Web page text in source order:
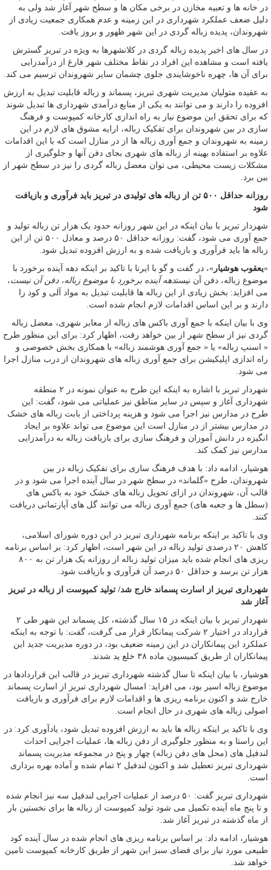
در خانه ها و تعبیه مخازن در برخی مکان ها و سطح شهر آغاز شد ولی به
دلیل ضعف عملکرد شهرداری در این زمینه و عدم همکاری جمعیت زیادی از
شهروندان، پدیده زباله گردی در این شهر ظهور و بروز یافت.
در سال های اخیر پدیده زباله گردی در کلانشهرها به ویژه در تبریز گسترش
یافته است و مشاهده این افراد در نقاط مختلف شهر فارغ از درآمدزایی
برای آن ها، چهره ناخوشایندی جلوی چشمان سایر شهروندان ترسیم می کند.
به عقیده متولیان مدیریت شهری تبریز، پسماند و زباله قابلیت تبدیل به ارزش
افزوده را دارند و می توانند به یکی از منابع درآمدی شهرداری ها تبدیل شوند
که برای تحقق این موضوع نیاز به راه اندازی کارخانه کمپوست و فرهنگ
سازی در بین شهروندان برای تفکیک زباله، ارایه مشوق های لازم در این
زمینه به شهروندان و جمع آوری زباله ها از در منازل است که با این اقدامات
علاوه بر استفاده بهینه از زباله های شهری بجای دفن آنها و جلوگیری از
مشکلات زیست محیطی، می توان معضل زباله گردی را نیز در سطح شهر از
بین برد.
روزانه حداقل ۵۰۰ تن از زباله های تولیدی در تبریز باید فرآوری و بازیافت
شود
شهردار تبریز با بیان اینکه در این شهر روزانه حدود یک هزار تن زباله تولید و
جمع آوری می شود، گفت: روزانه حداقل ۵۰ درصد و معادل ۵۰۰ تن از این
زباله ها باید فرآوری و بازیافت شده و به ارزش افزوده تبدیل شود.
«یعقوب هوشیار »، در گفت و گو با ایرنا با تاکید بر اینکه دهه آینده برخورد با
موضوع زباله، دفن آن نیستدهه آینده برخورد با موضوع زباله، دفن آن نیست،
می افزاید: بخش زیادی از این زباله ها قابلیت تبدیل به مواد آلی و کود را
دارند و بر این اساس اقدامات لازم انجام شده است.
وی با بیان اینکه با جمع آوری باکس های زباله از معابر شهری، معضل زباله
گردی نیز از سطح شهر از بین خواهد رفت، اظهار کرد: برای این منظور طرح
« اسنپ زباله» یا « جمع آوری هوشمند زباله» با همکاری بخش خصوصی و
راه اندازی اپلیکیشن برای جمع آوری زباله های شهروندان از درب منازل اجرا
می شود.
شهردار تبریز با اشاره به اینکه این طرح به عنوان نمونه در ۲ منطقه
شهرداری آغاز و سپس در سایر مناطق نیز عملیاتی می شود، گفت: این
طرح در مدارس نیز اجرا می شود و هزینه پرداختی از بابت زباله های خشک
در مدارس بیشتر از در منازل است این موضوع می تواند علاوه بر ایجاد
انگیزه در دانش آموزان و فرهنگ سازی برای بازیافت زباله به درآمدزایی
مدارس نیز کمک کند.
هوشیار، ادامه داد: با هدف فرهنگ سازی برای تفکیک زباله در بین
شهروندان، طرح «گلماند» در سطح شهر در سال آینده اجرا می شود و در
قالب آن، شهروندان در ازای تحویل زباله های خشک خود به باکس های
(سطل ها و جعبه های) جمع آوری زباله می توانند گل های آپارتمانی دریافت
کنند.
وی با تاکید بر اینکه برنامه شهرداری تبریز در این دوره شورای اسلامی،
کاهش ۲۰ درصدی تولید زباله در این شهر است، اظهار کرد: بر اساس برنامه
ریزی های انجام شده باید میزان تولید زباله از روزانه یک هزار تن به ۸۰۰
هزار تن برسد و حداقل ۵۰ درصد آن فرآوری و بازیافت شود.
شهرداری تبریز از اسارت پسماند خارج شد/ تولید کمپوست از زباله در تبریز
آغاز شد
شهردار تبریز با بیان اینکه در ۱۵ سال گذشته، کل پسماند این شهر طی ۲
قرارداد در اختیار ۲ شرکت پیمانکار قرار می گرفت، گفت: با توجه به اینکه
عملکرد این پیمانکاران در این زمینه ضعیف بود، در دوره مدیریت جدید این
پیمانکاران از طریق کمیسیون ماده ۳۸ خلع ید شدند.
هوشیار، با بیان اینکه تا سال گذشته شهرداری تبریز در قالب این قراردادها در
موضوع زباله اسیر بود، می افزاید: امسال شهرداری تبریز از اسارت پسماند
خارج شد و اکنون برنامه ریزی ها و اقدامات لازم برای فرآوری و بازیافت
اصولی زباله های شهری در حال انجام است.
وی با تاکید بر اینکه زباله ها باید به ارزش افزوده تبدیل شود، یادآوری کرد: در
این راستا و به منظور جلوگیری از دفن زباله ها، عملیات اجرایی احداث
لندفیل های (محل های دفن زباله) چهار و پنج در مجموعه مدیریت پسماند
شهرداری تبریز تعطیل شد و اکنون لندفیل ۲ تمام شده و آماده بهره برداری
است.
شهرداری تبریز گفت: ۵۰ درصد از عملیات اجرایی لندفیل سه نیز انجام شده
و تا پنج ماه آینده تکمیل می شود تولید کمپوست از زباله ها برای نخستین بار
از ماه گذشته در تبریز آغاز شد.
هوشیار، ادامه داد: بر اساس برنامه ریزی های انجام شده در سال آینده کود
طبیعی مورد نیاز برای فضای سبز این شهر از طریق کارخانه کمپوست تامین
خواهد شد.